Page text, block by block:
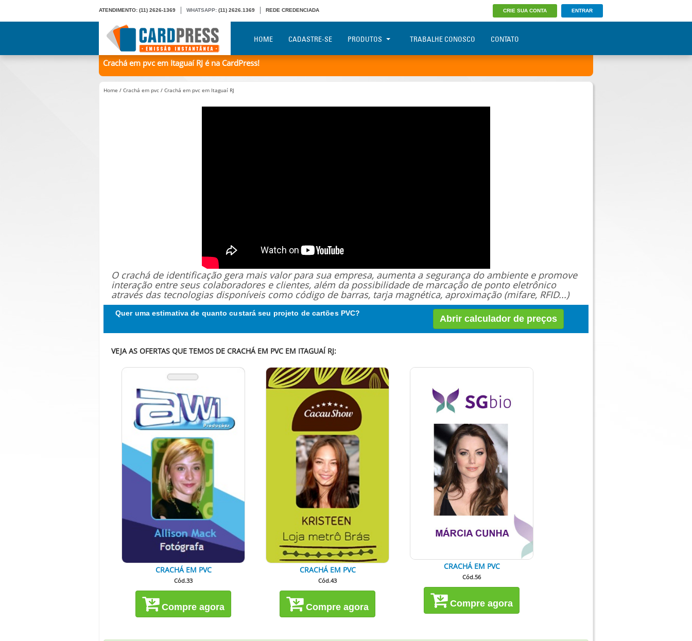
ATENDIMENTO: (11) 2626-1369 WHATSAPP: (11) 2626.1369 REDE CREDENCIADA CRIE SUA CONTA ENTRAR
HOME CADASTRE-SE PRODUTOS TRABALHE CONOSCO CONTATO
Crachá em pvc em Itaguaí RJ é na CardPress!
Home / Crachá em pvc / Crachá em pvc em Itaguaí RJ
O crachá de identificação gera mais valor para sua empresa, aumenta a segurança do ambiente e promove
interação entre seus colaboradores e clientes, além da possibilidade de marcação de ponto eletrônico
através das tecnologias disponíveis como código de barras, tarja magnética, aproximação (mifare, RFID...)
Quer uma estimativa de quanto custará seu projeto de cartões PVC?
Abrir calculador de preços
VEJA AS OFERTAS QUE TEMOS DE CRACHÁ EM PVC EM ITAGUAÍ RJ:
CRACHÁ EM PVC
Cód.33
Compre agora
CRACHÁ EM PVC
Cód.43
Compre agora
CRACHÁ EM PVC
Cód.56
Compre agora